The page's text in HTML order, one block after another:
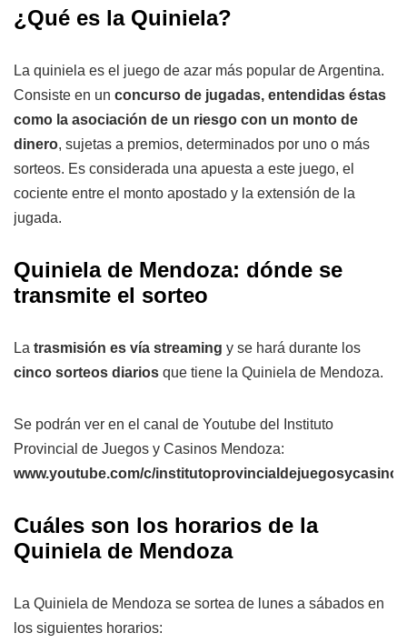
¿Qué es la Quiniela?
La quiniela es el juego de azar más popular de Argentina.
Consiste en un concurso de jugadas, entendidas éstas
como la asociación de un riesgo con un monto de
dinero, sujetas a premios, determinados por uno o más
sorteos. Es considerada una apuesta a este juego, el
cociente entre el monto apostado y la extensión de la
jugada.
Quiniela de Mendoza: dónde se
transmite el sorteo
La trasmisión es vía streaming y se hará durante los
cinco sorteos diarios que tiene la Quiniela de Mendoza.
Se podrán ver en el canal de Youtube del Instituto
Provincial de Juegos y Casinos Mendoza:
www.youtube.com/c/
Cuáles son los horarios de la
Quiniela de Mendoza
La Quiniela de Mendoza se sortea de lunes a sábados en
los siguientes horarios: